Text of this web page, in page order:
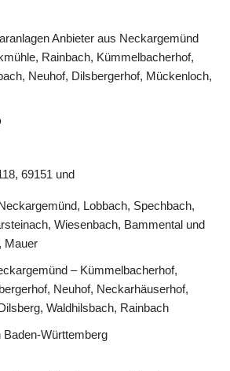
Anbieter aus Neckargemünd
Rainbach, Kümmelbacherhof,
Neuhof, Dilsbergerhof, Mückenloch,
69151 und
Lobbach, Spechbach,
Wiesenbach, Bammental und
Mauer
– Kümmelbacherhof,
Neuhof, Neckarhäuserhof,
Waldhilsbach, Rainbach
Baden-Württemberg